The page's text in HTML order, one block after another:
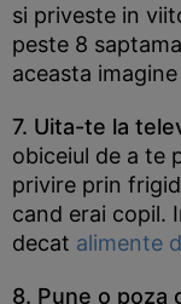
si priveste in
peste 8
aceasta
7. Uita-te la
obiceiul de a te
privire prin
cand erai copil.
decat alimente
8. Pune o poza